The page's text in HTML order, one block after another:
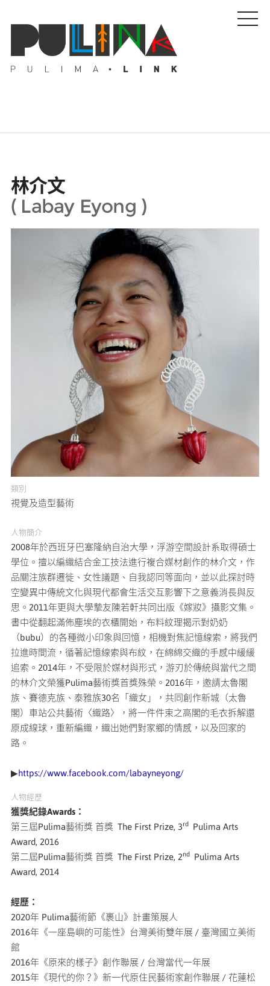
藝壇人物
Pulima藝術獎
活動專區
媒體專區
原住民族文化藝術補助成果專區
關於我們
林介文
( Labay Eyong )
類別
視覺及造型藝術
人物簡介
2008年於西班牙巴塞隆納自治大學，浮游空間設計系取得碩士
學位。擅以編織結合金工技法進行複合媒材創作的林介文，作
品關注族群遷徙、女性議題、自我認同等面向，並以此探討時
空變異中傳統文化與現代都會生活交互影響下之意義消長與反
思。2011年更與大學摯友陳若軒共同出版《嫁妝》攝影文集。
書中從翻起滿佈塵埃的衣櫃開始，布料紋理揭示對奶奶
（bubu）的各種微小印象與回憶，相機對焦記憶線索，將我們
拉進時間流，循著記憶線索與布紋，在綿綿交織的手感中緩緩
追索。2014年，不受限於媒材與形式，游刃於傳統與當代之間
的林介文榮獲Pulima藝術獎首獎殊榮。2016年，邀請太魯閣
族、賽德克族、泰雅族30名「織女」，共同創作新城（太魯
閣）車站公共藝術〈織路〉，將一件件束之高閣的毛衣拆解還
原成線球，重新編織，織出她們對家鄉的情感，以及回家的
路。
▶https://www.facebook.com/labayneyong/
人物經歷
獲獎紀錄Awards：
第三屆Pulima藝術獎 首獎 The First Prize, 3rdPulima Arts
Award, 2016
第二屆Pulima藝術獎 首獎 The First Prize, 2ndPulima Arts
Award, 2014
經歷：
2020年 Pulima藝術節《裹山》計畫策展人
2016年《一座島嶼的可能性》台灣美術雙年展 / 臺灣國立美術
館
2016年《原來的樣子》創作聯展 / 台灣當代一年展
2015年《現代的你？》新一代原住民藝術家創作聯展 / 花蓮松